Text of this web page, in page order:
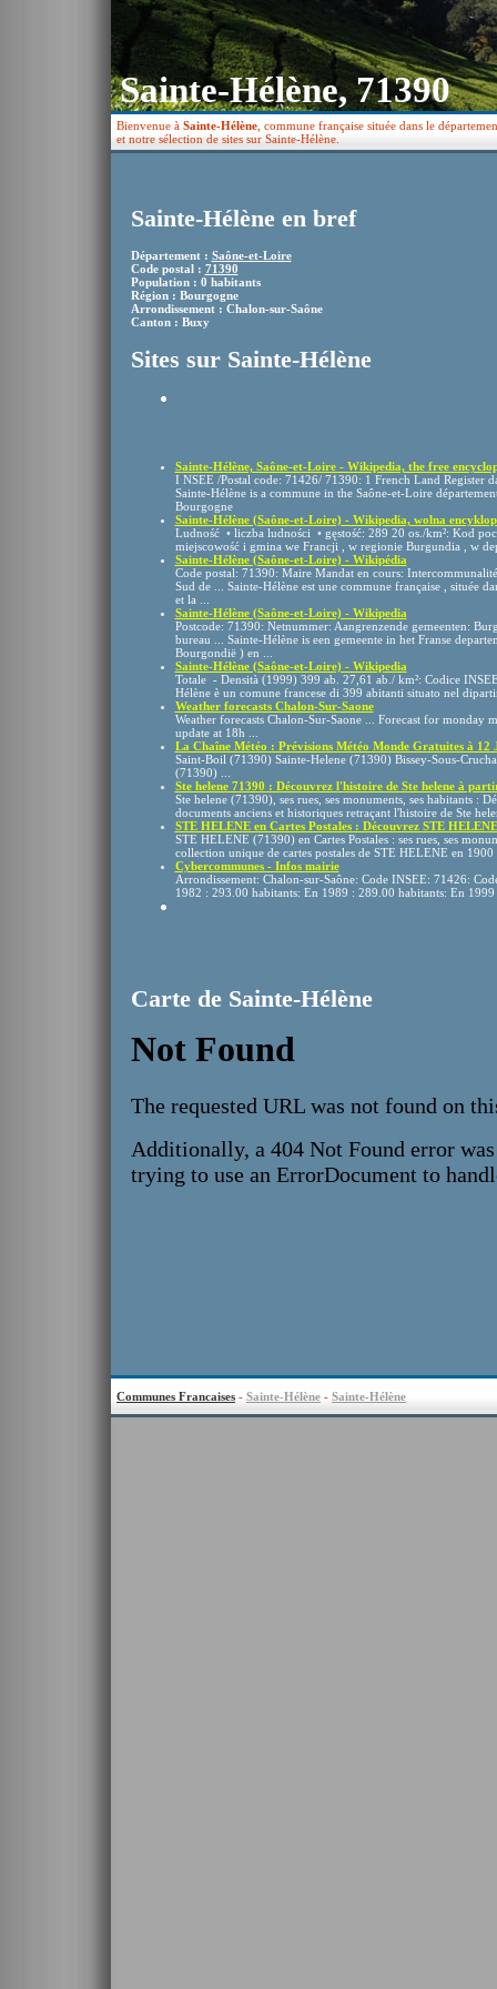
Sainte-Hélène, 71390
Bienvenue à Sainte-Hélène , commune française située dans le
et notre sélection de sites sur Sainte-Hélène.
Sainte-Hélène en bref
Département : Saône-et-Loire
Code postal : 71390
Population : 0 habitants
Région : Bourgogne
Arrondissement : Chalon-sur-Saône
Canton : Buxy
Sites sur Sainte-Hélène
Sainte-Hélène, Saône-et-Loire - Wikipedia, the free
I NSEE /Postal code: 71426/ 71390: 1 French Land Register
Sainte-Hélène is a commune in the Saône-et-Loire
Bourgogne
Sainte-Hélène (Saône-et-Loire) - Wikipedia, wolna
Ludność • liczba ludności • gęstość: 289 20 os./km²: Kod
miejscowość i gmina we Francji , w regionie Burgundia , w
Sainte-Hélène (Saône-et-Loire) - Wikipédia
Code postal: 71390: Maire Mandat en cours:
Sud de ... Sainte-Hélène est une commune française , située
et la ...
Sainte-Hélène (Saône-et-Loire) - Wikipedia
Postcode: 71390: Netnummer: Aangrenzende gemeenten:
bureau ... Sainte-Hélène is een gemeente in het Franse
Bourgondië ) en ...
Sainte-Hélène (Saône-et-Loire) - Wikipedia
Totale - Densità (1999) 399 ab. 27,61 ab./ km²: Codice
Hélène è un comune francese di 399 abitanti situato nel
Weather forecasts Chalon-Sur-Saone
Weather forecasts Chalon-Sur-Saone ... Forecast for monday
update at 18h ...
La Chaîne Météo : Prévisions Météo Monde Gratuites à 12
Saint-Boil (71390) Sainte-Helene (71390) Bissey-Sous-
(71390) ...
Ste helene 71390 : Découvrez l'histoire de Ste helene à
Ste helene (71390), ses rues, ses monuments, ses habitants :
documents anciens et historiques retraçant l'histoire de Ste
STE HELENE en Cartes Postales : Découvrez STE
STE HELENE (71390) en Cartes Postales : ses rues, ses
collection unique de cartes postales de STE HELENE en
Cybercommunes - Infos mairie
Arrondissement: Chalon-sur-Saône: Code INSEE: 71426:
1982 : 293.00 habitants: En 1989 : 289.00 habitants: En
Carte de Sainte-Hélène
Communes Francaises - Sainte-Hélène - Sainte-Hélène